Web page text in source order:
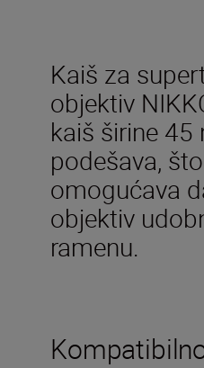
Kaiš za
objektiv
kaiš širine
podešava,
omogućava
objektiv
ramenu.